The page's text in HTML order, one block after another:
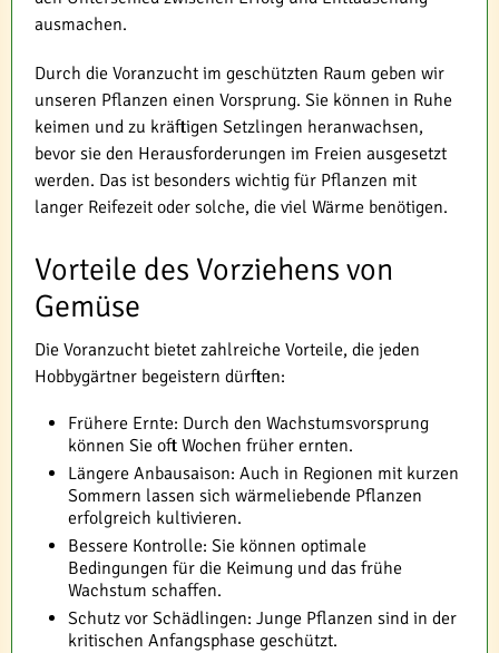
ausmachen.
Durch die Voranzucht im geschützten Raum geben wir
unseren Pflanzen einen Vorsprung. Sie können in Ruhe
keimen und zu kräftigen Setzlingen heranwachsen,
bevor sie den Herausforderungen im Freien ausgesetzt
werden. Das ist besonders wichtig für Pflanzen mit
langer Reifezeit oder solche, die viel Wärme benötigen.
Vorteile des Vorziehens von
Gemüse
Die Voranzucht bietet zahlreiche Vorteile, die jeden
Hobbygärtner begeistern dürften:
Frühere Ernte: Durch den Wachstumsvorsprung
können Sie oft Wochen früher ernten.
Längere Anbausaison: Auch in Regionen mit kurzen
Sommern lassen sich wärmeliebende Pflanzen
erfolgreich kultivieren.
Bessere Kontrolle: Sie können optimale
Bedingungen für die Keimung und das frühe
Wachstum schaffen.
Schutz vor Schädlingen: Junge Pflanzen sind in der
kritischen Anfangsphase geschützt.